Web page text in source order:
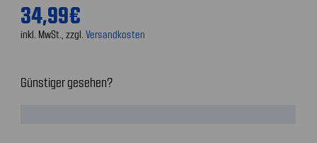
34,99€
inkl. MwSt., zzgl. Versandkosten
Günstiger gesehen?